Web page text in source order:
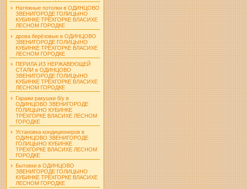
Натяжные потолки в ОДИНЦОВО
ЗВЕНИГОРОДЕ ГОЛИЦЫНО
КУБИНКЕ ТРЁХГОРКЕ ВЛАСИХЕ
ЛЕСНОМ ГОРОДКЕ
дрова берёзовые в ОДИНЦОВО
ЗВЕНИГОРОДЕ ГОЛИЦЫНО
КУБИНКЕ ТРЁХГОРКЕ ВЛАСИХЕ
ЛЕСНОМ ГОРОДКЕ
ПЕРИЛА ИЗ НЕРЖАВЕЮЩЕЙ
СТАЛИ в ОДИНЦОВО
ЗВЕНИГОРОДЕ ГОЛИЦЫНО
КУБИНКЕ ТРЁХГОРКЕ ВЛАСИХЕ
ЛЕСНОМ ГОРОДКЕ
Гаражи ракушки б/у в
ОДИНЦОВО ЗВЕНИГОРОДЕ
ГОЛИЦЫНО КУБИНКЕ
ТРЁХГОРКЕ ВЛАСИХЕ ЛЕСНОМ
ГОРОДКЕ
Установка кондиционеров в
ОДИНЦОВО ЗВЕНИГОРОДЕ
ГОЛИЦЫНО КУБИНКЕ
ТРЁХГОРКЕ ВЛАСИХЕ ЛЕСНОМ
ГОРОДКЕ
Бытовки в ОДИНЦОВО
ЗВЕНИГОРОДЕ ГОЛИЦЫНО
КУБИНКЕ ТРЁХГОРКЕ ВЛАСИХЕ
ЛЕСНОМ ГОРОДКЕ